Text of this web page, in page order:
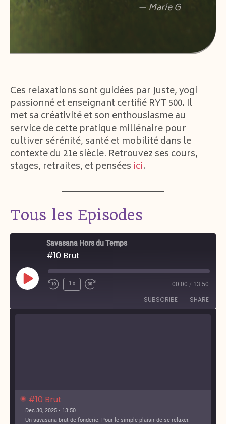
— Marie G
Ces relaxations sont guidées par Juste, yogi
passionné et enseignant certifié RYT 500. Il
met sa créativité et son enthousiasme au
service de cette pratique millénaire pour
cultiver sérénité, santé et mobilité dans le
contexte du 21e siècle. Retrouvez ses cours,
stages, retraites, et pensées ici.
Tous les Episodes
Savasana Hors du Temps
#10 Brut
Play
1x 00:00 / 13:50
SUBSCRIBE SHARE
#10 Brut
Dec 30, 2025 • 13:50
Un savasana brut de fonderie. Pour le simple plaisir de se relaxer.